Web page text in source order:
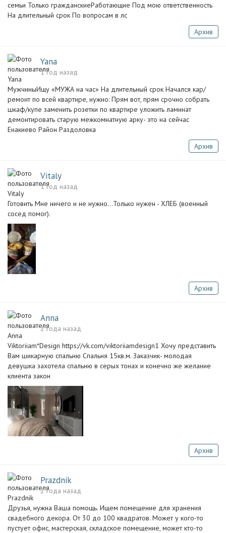
семьи Только гражданскиеРаботающие Под мою ответственность
На длительный срок По вопросам в лс
Архив
Yana
1 год назад
МужчиныИщу «МУЖА на час» На длительный срок Начался кар/
ремонт по всей квартире, нужно: Прям вот, прям срочно собрать
шкаф/купе заменить розетки по квартире уложить ламинат
демонтировать старую межкомнатную арку- это на сейчас
Енакиево Район Раздоловка
Архив
Vitaly
1 год назад
Готовить Мне ничего и не нужно...Только нужен - ХЛЕБ (военный
сосед помог).
Архив
Anna
2 года назад
Viktoriiam*Design https://vk.com/viktoriiamdesign1 Хочу представить
Вам шикарную спальню Спальня 15кв.м. Заказчик- молодая
девушка захотела спальню в серых тонах и конечно же желание
клиента закон
Архив
Prazdnik
2 года назад
Друзья, нужна Ваша помощь. Ищем помещение для хранения
свадебного декора. От 30 до 100 квадратов. Может у кого-то
пустует офис, мастерская, складское помещение, может кто-то